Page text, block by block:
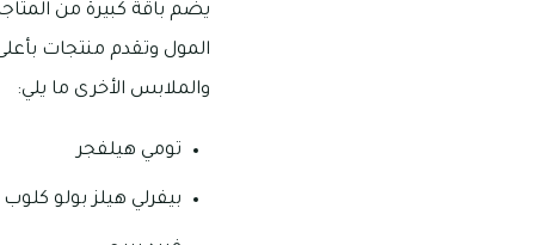
يضم باقة كبيرة من
المول وتقدم منتجات
والملابس الأخرى ما يلي:
تومي هيلفجر
بيفرلي هيلز بولو كلوب